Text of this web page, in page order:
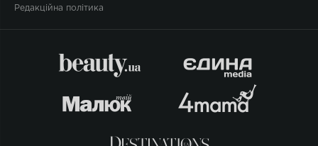
Редакційна політика